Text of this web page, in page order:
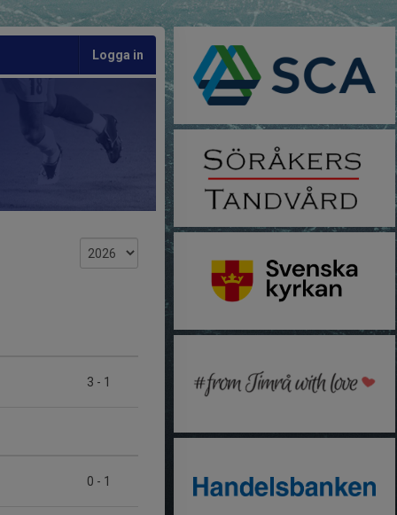
Logga in
3 - 1
0 - 1